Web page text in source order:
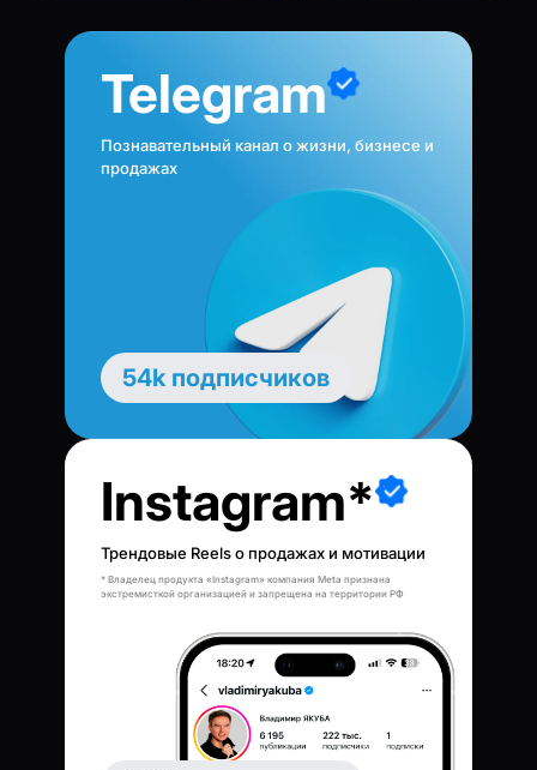
Telegram
Познавательный канал о жизни, бизнесе и
продажах
54k подписчиков
Instagram*
Трендовые Reels о продажах и мотивации
* Владелец продукта «Instagram» компания Meta признана
экстремисткой организацией и запрещена на территории РФ